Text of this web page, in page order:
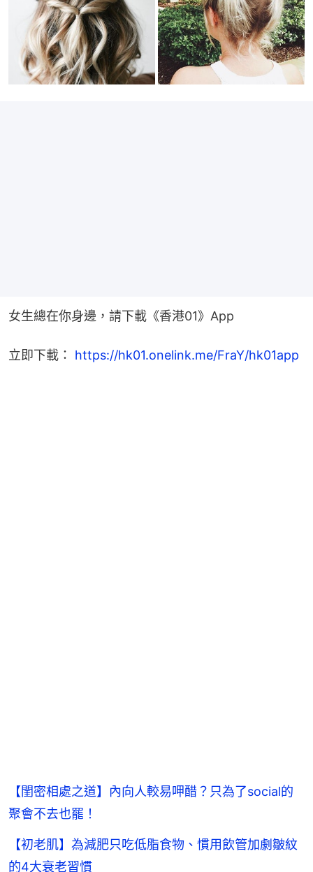
女生總在你身邊，請下載《香港01》App
立即下載： https://hk01.onelink.me/FraY/hk01app
【閨密相處之道】內向人較易呷醋？只為了social的
聚會不去也罷！
【初老肌】為減肥只吃低脂食物、慣用飲管加劇皺紋
的4大衰老習慣